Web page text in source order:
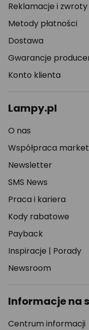
Reklamacje i zwroty
Metody płatności
Dostawa
Gwarancje
Konto klienta
Lampy.pl
O nas
Współpraca
Newsletter
SMS News
Praca i kariera
Kody rabatowe
Payback
Inspiracje | Porady
Newsroom
Informacje na
Centrum informacji